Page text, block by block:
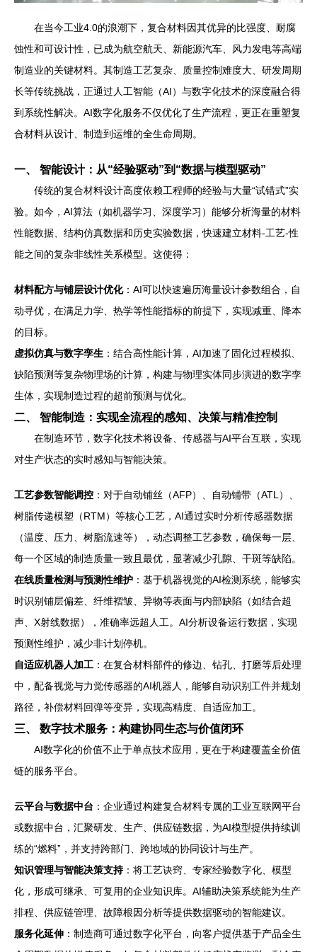
在当今工业4.0的浪潮下，复合材料因其优异的比强度、耐腐
蚀性和可设计性，已成为航空航天、新能源汽车、风力发电等高端
制造业的关键材料。其制造工艺复杂、质量控制难度大、研发周期
长等传统挑战，正通过人工智能（AI）与数字化技术的深度融合得
到系统性解决。AI数字化服务不仅优化了生产流程，更正在重塑复
合材料从设计、制造到运维的全生命周期。
一、 智能设计：从“经验驱动”到“数据与模型驱动”
传统的复合材料设计高度依赖工程师的经验与大量“试错式”实
验。如今，AI算法（如机器学习、深度学习）能够分析海量的材料
性能数据、结构仿真数据和历史实验数据，快速建立材料-工艺-性
能之间的复杂非线性关系模型。这使得：
材料配方与铺层设计优化：AI可以快速遍历海量设计参数组合，自
动寻优，在满足力学、热学等性能指标的前提下，实现减重、降本
的目标。
虚拟仿真与数字孪生 ：结合高性能计算，AI加速了固化过程模拟、
缺陷预测等复杂物理场的计算，构建与物理实体同步演进的数字孪
生体，实现制造过程的超前预测与优化。
二、 智能制造：实现全流程的感知、决策与精准控制
在制造环节，数字化技术将设备、传感器与AI平台互联，实现
对生产状态的实时感知与智能决策。
工艺参数智能调控 ：对于自动铺丝（AFP）、自动铺带（ATL）、
树脂传递模塑（RTM）等核心工艺，AI通过实时分析传感器数据
（温度、压力、树脂流速等），动态调整工艺参数，确保每一层、
每一个区域的制造质量一致且最优，显著减少孔隙、干斑等缺陷。
在线质量检测与预测性维护 ：基于机器视觉的AI检测系统，能够实
时识别铺层偏差、纤维褶皱、异物等表面与内部缺陷（如结合超
声、X射线数据），准确率远超人工。AI分析设备运行数据，实现
预测性维护，减少非计划停机。
自适应机器人加工 ：在复合材料部件的修边、钻孔、打磨等后处理
中，配备视觉与力觉传感器的AI机器人，能够自动识别工件并规划
路径，补偿材料回弹等变异，实现高精度、自适应加工。
三、 数字技术服务：构建协同生态与价值闭环
AI数字化的价值不止于单点技术应用，更在于构建覆盖全价值
链的服务平台。
云平台与数据中台 ：企业通过构建复合材料专属的工业互联网平台
或数据中台，汇聚研发、生产、供应链数据，为AI模型提供持续训
练的“燃料”，并支持跨部门、跨地域的协同设计与生产。
知识管理与智能决策支持：将工艺诀窍、专家经验数字化、模型
化，形成可继承、可复用的企业知识库。AI辅助决策系统能为生产
排程、供应链管理、故障根因分析等提供数据驱动的智能建议。
服务化延伸 ：制造商可通过数字化平台，向客户提供基于产品全生